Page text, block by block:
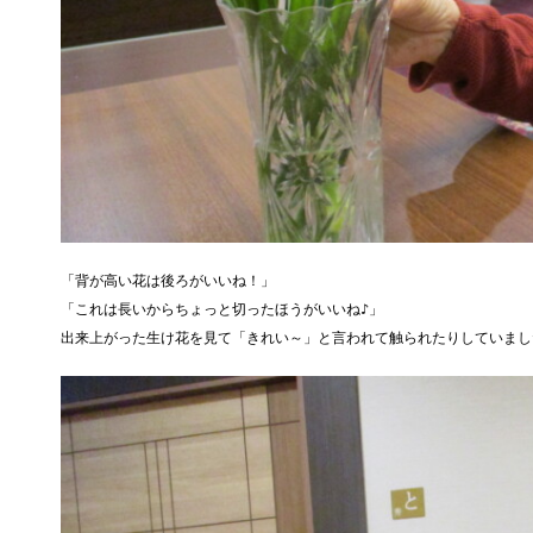
「背が高い花は後ろがいいね！」
「これは長いからちょっと切ったほうがいいね♪」
出来上がった生け花を見て「きれい～」と言われて触られたりしていま